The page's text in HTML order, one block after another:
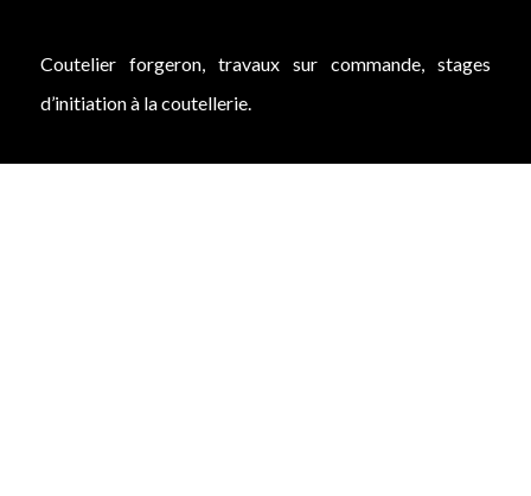
Coutelier forgeron, travaux sur commande, stages
d’initiation à la coutellerie.